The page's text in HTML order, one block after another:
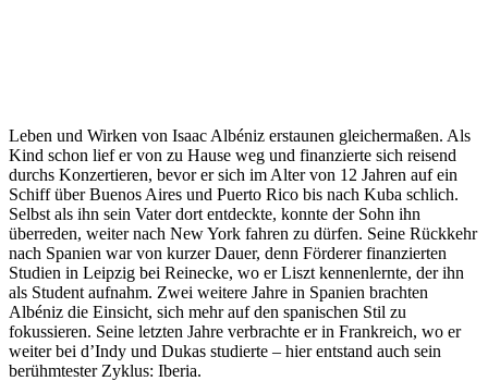
Leben und Wirken von Isaac Albéniz erstaunen gleichermaßen. Als
Kind schon lief er von zu Hause weg und finanzierte sich reisend
durchs Konzertieren, bevor er sich im Alter von 12 Jahren auf ein
Schiff über Buenos Aires und Puerto Rico bis nach Kuba schlich.
Selbst als ihn sein Vater dort entdeckte, konnte der Sohn ihn
überreden, weiter nach New York fahren zu dürfen. Seine Rückkehr
nach Spanien war von kurzer Dauer, denn Förderer finanzierten
Studien in Leipzig bei Reinecke, wo er Liszt kennenlernte, der ihn
als Student aufnahm. Zwei weitere Jahre in Spanien brachten
Albéniz die Einsicht, sich mehr auf den spanischen Stil zu
fokussieren. Seine letzten Jahre verbrachte er in Frankreich, wo er
weiter bei d’Indy und Dukas studierte – hier entstand auch sein
berühmtester Zyklus: Iberia.